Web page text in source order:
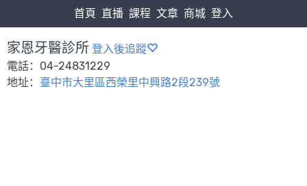
首頁 直播 課程 文章 商城 登入
家恩牙醫診所 登入後追蹤
電話：04-24831229
地址： 臺中市大里區西榮里中興路2段239號